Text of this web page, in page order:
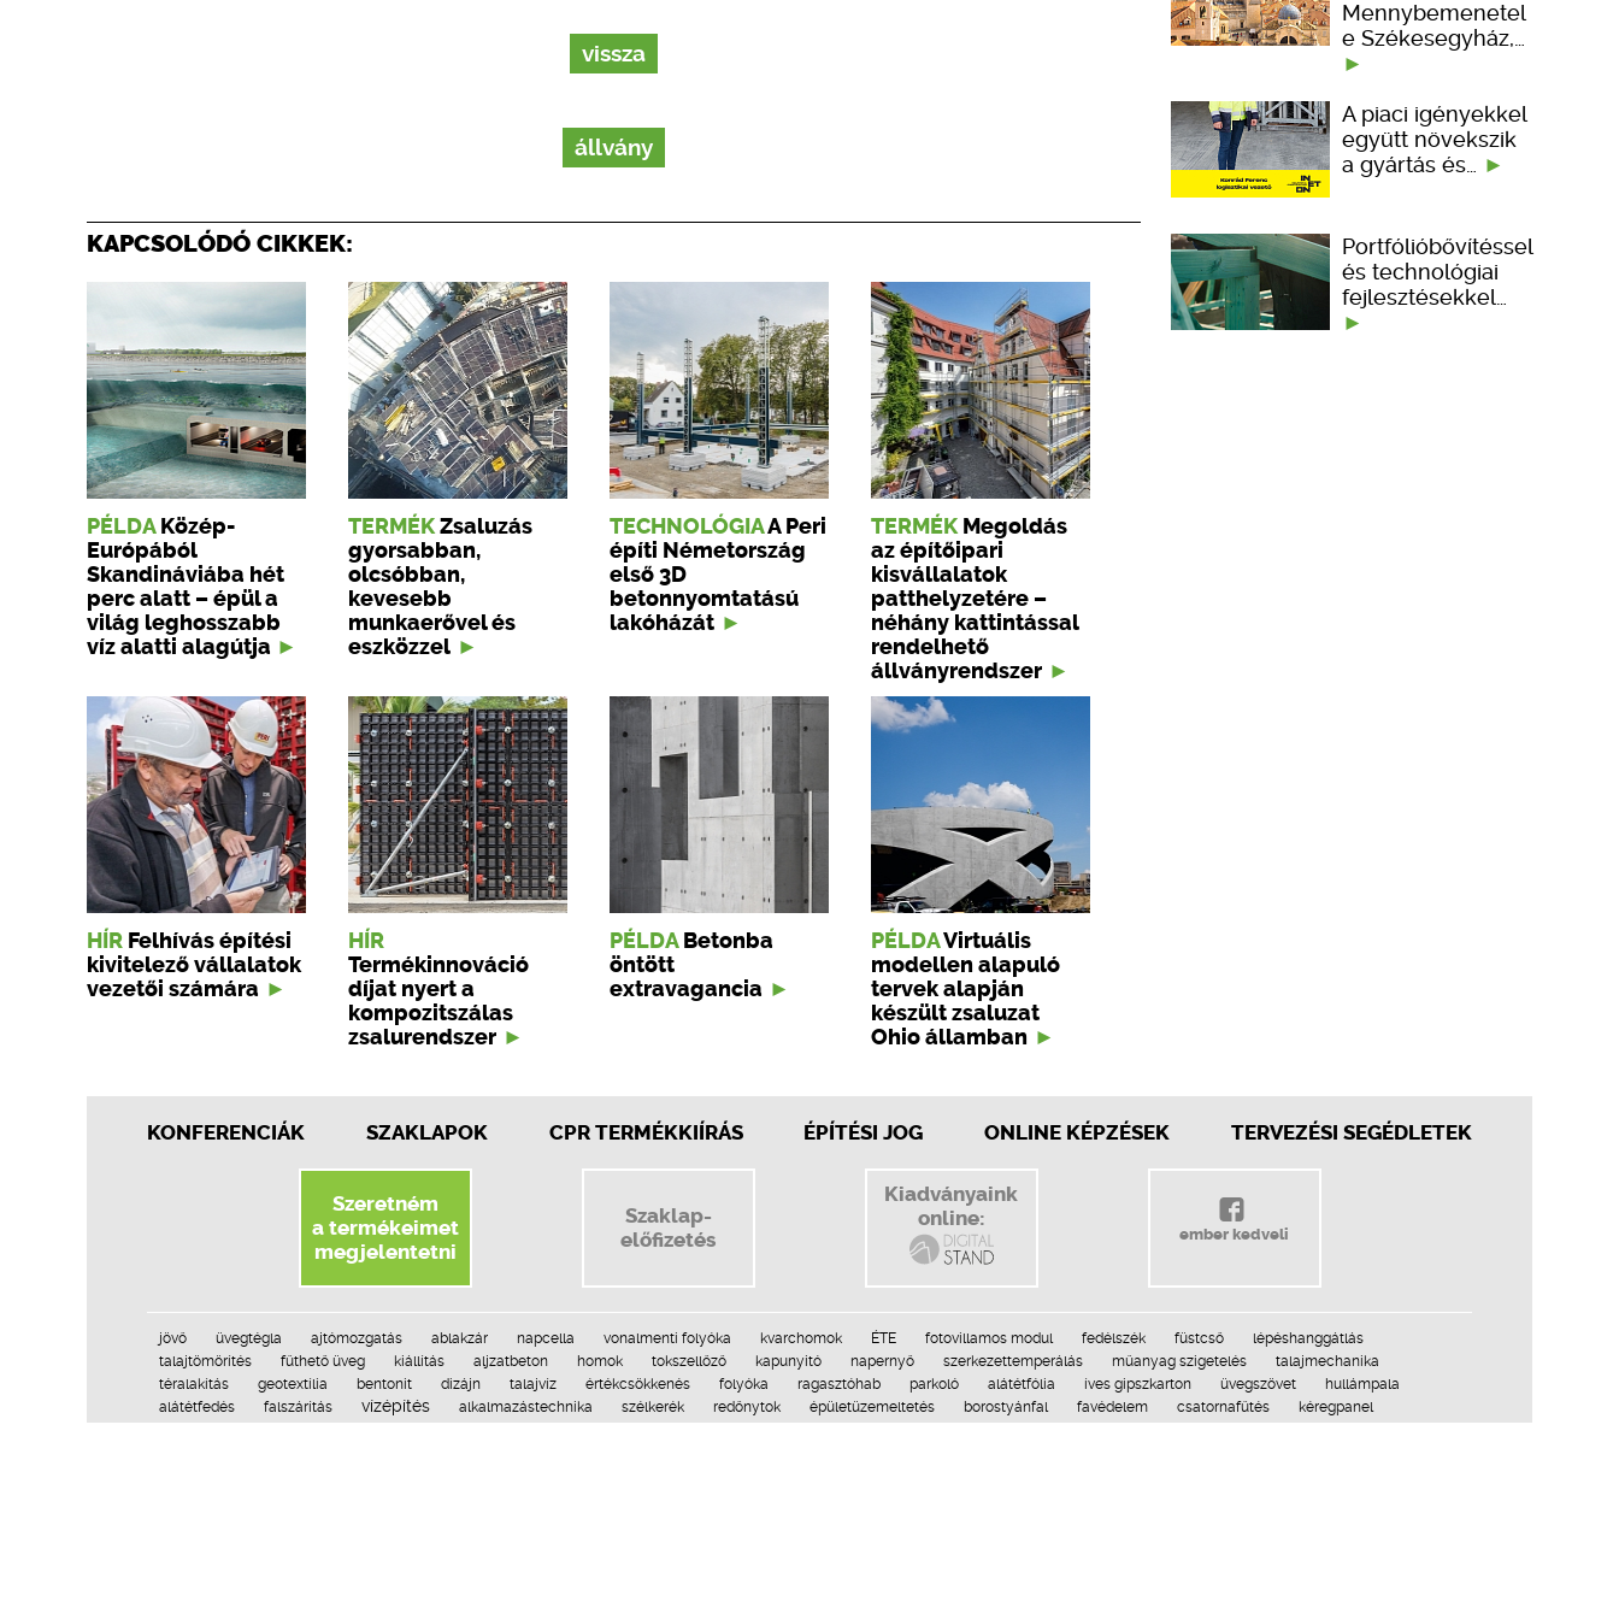
vissza
állvány
KAPCSOLÓDÓ CIKKEK:
PÉLDA Közép-
Európából
Skandináviába hét
perc alatt – épül a
világ leghosszabb
víz alatti alagútja
TERMÉK Zsaluzás
gyorsabban,
olcsóbban,
kevesebb
munkaerővel és
eszközzel
TECHNOLÓGIAA Peri
építi Németország
első 3D
betonnyomtatású
lakóházát
TERMÉK Megoldás
az építőipari
kisvállalatok
patthelyzetére –
néhány kattintással
rendelhető
állványrendszer
HÍR Felhívás építési
kivitelező vállalatok
vezetői számára
HÍR
Termékinnováció
díjat nyert a
kompozitszálas
zsalurendszer
PÉLDA Betonba
öntött
extravagancia
PÉLDAVirtuális
modellen alapuló
tervek alapján
készült zsaluzat
Ohio államban
Mennybemenetel
e Székesegyház,…
A piaci igényekkel
együtt növekszik
a gyártás és…
Portfólióbővítéssel
és technológiai
fejlesztésekkel…
KONFERENCIÁK SZAKLAPOK CPR TERMÉKKIÍRÁS ÉPÍTÉSI JOG ONLINE KÉPZÉSEK TERVEZÉSI SEGÉDLETEK
Szeretném
a termékeimet
megjelentetni
Szaklap-
előfizetés
Kiadványaink
online:
ember kedveli
jövő üvegtégla ajtómozgatás ablakzár napcella vonalmenti folyóka kvarchomok ÉTE fotovillamos modul fedélszék füstcső
lépéshanggátlás
talajtömörítés
fűthető üveg kiállítás aljzatbeton homok tokszellőző kapunyitó napernyő szerkezettemperálás műanyag szigetelés
talajmechanika
téralakítás
geotextília bentonit dizájn talajvíz értékcsökkenés folyóka ragasztóhab parkoló alátétfólia íves gipszkarton üvegszövet
hullámpala
alátétfedés
falszárítás vízépítés alkalmazástechnika szélkerék redőnytok épületüzemeltetés borostyánfal favédelem csatornafűtés
kéregpanel